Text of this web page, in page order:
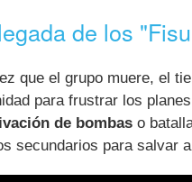
de los
que el grupo muere, el
para frustrar los
de bombas o
secundarios para salvar